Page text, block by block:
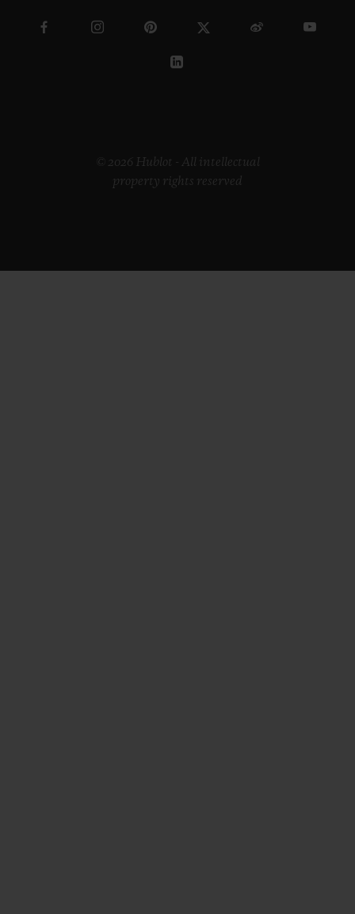
© 2026 Hublot - All intellectual
property rights reserved